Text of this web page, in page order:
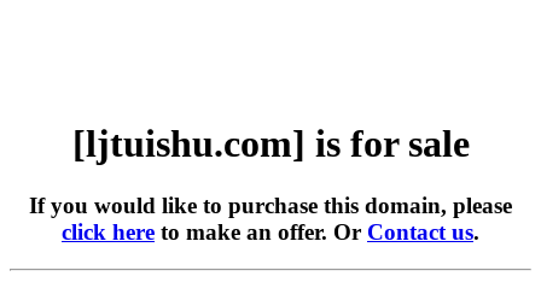
[ljtuishu.com] is for sale
If you would like to purchase this domain, please
click here to make an offer. Or Contact us.